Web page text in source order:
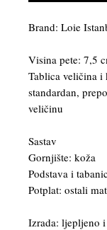
Brand: Loie
Visina pete: 7,5
Tablica veličina
standardan,
veličinu
Sastav
Gornjište: koža
Podstava i
Potplat: ostali
Izrada: ljepljeno